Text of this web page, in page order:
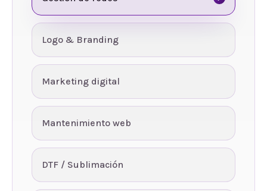
Logo & Branding
Marketing digital
Mantenimiento web
DTF / Sublimación